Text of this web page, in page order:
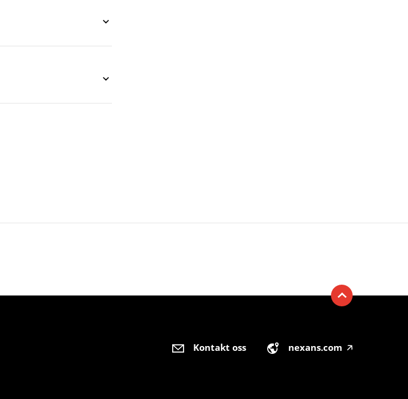
Kontakt oss nexans.com 🡥